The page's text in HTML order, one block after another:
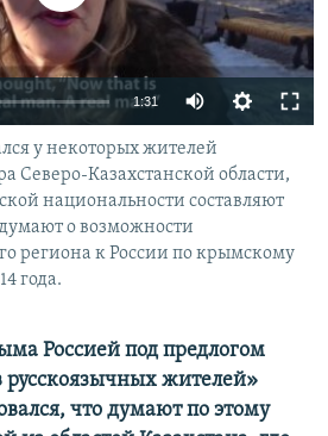
1:31
у некоторых жителей
Северо-Казахстанской области,
национальности составляют
о возможности
региона к России по крымскому
года.
Россией под предлогом
русскоязычных жителей»
что думают по этому